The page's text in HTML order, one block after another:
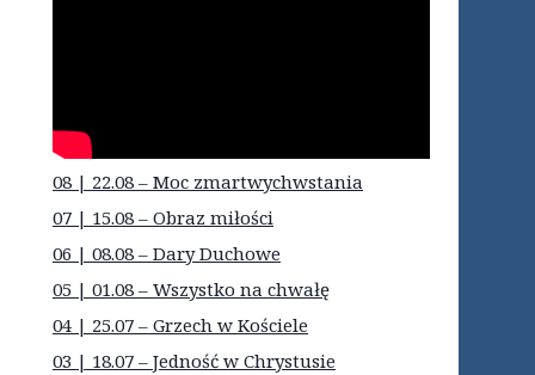
08 | 22.08 – Moc zmartwychwstania
07 | 15.08 – Obraz miłości
06 | 08.08 – Dary Duchowe
05 | 01.08 – Wszystko na chwałę
04 | 25.07 – Grzech w Kościele
03 | 18.07 – Jedność w Chrystusie